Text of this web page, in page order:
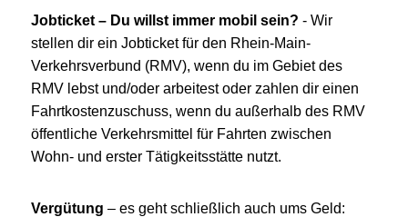
Jobticket – Du willst immer mobil sein? - Wir
stellen dir ein Jobticket für den Rhein-Main-
Verkehrsverbund (RMV), wenn du im Gebiet des
RMV lebst und/oder arbeitest oder zahlen dir einen
Fahrtkostenzuschuss, wenn du außerhalb des RMV
öffentliche Verkehrsmittel für Fahrten zwischen
Wohn- und erster Tätigkeitsstätte nutzt.
Vergütung – es geht schließlich auch ums Geld: